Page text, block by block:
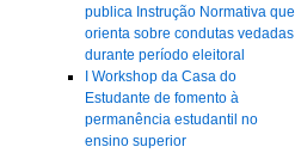
publica Instrução Normativa que
orienta sobre condutas vedadas
durante período eleitoral
I Workshop da Casa do
Estudante de fomento à
permanência estudantil no
ensino superior